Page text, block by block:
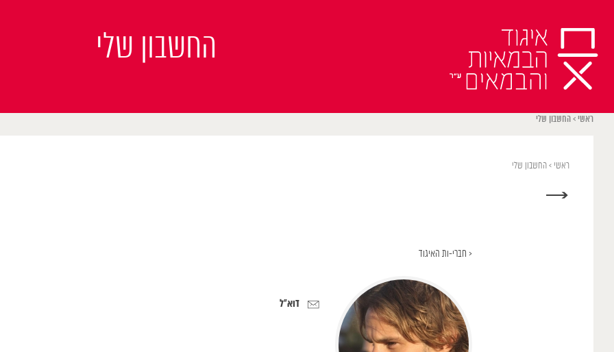
החשבון שלי
ראשי > החשבון שלי
ראשי > החשבון שלי
→
< חברי-ות האיגוד
דוא"ל